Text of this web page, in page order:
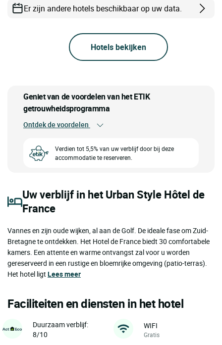
Er zijn andere hotels beschikbaar op uw data.
Hotels bekijken
Geniet van de voordelen van het ETIK
getrouwheidsprogramma
Ontdek de voordelen
Verdien tot 5,5% van uw verblijf door bij deze
accommodatie te reserveren.
Uw verblijf in het Urban Style Hôtel de
France
Vannes en zijn oude wijken, al aan de Golf. De ideale fase om Zuid-
Bretagne te ontdekken. Het Hotel de France biedt 30 comfortabele
kamers. Een attente en warme ontvangst zal voor u worden
gereserveerd in een rustige en bloemrijke omgeving (patio-terras).
Het hotel ligt Lees meer
Faciliteiten en diensten in het hotel
Duurzaam verblijf:
8/10
WIFI
Gratis